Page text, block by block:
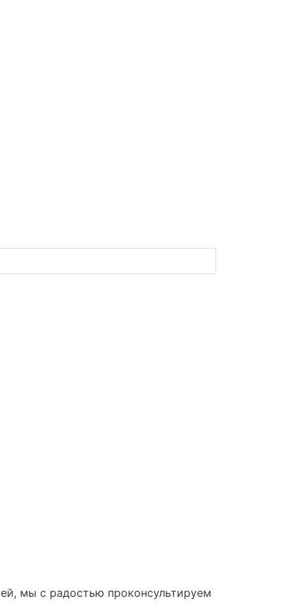
мы с радостью проконсультируем